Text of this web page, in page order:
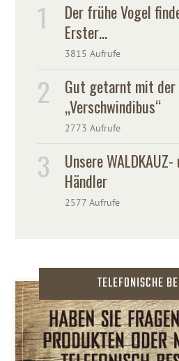
Der frühe Vogel
Erster…
3815 Aufrufe
Gut getarnt mit der
„Verschwindibus“
2773 Aufrufe
Unsere
Händler
2577 Aufrufe
TELEFONISCHE